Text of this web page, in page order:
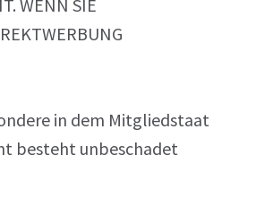
WENN SIE
in dem Mitgliedstaat
besteht unbeschadet